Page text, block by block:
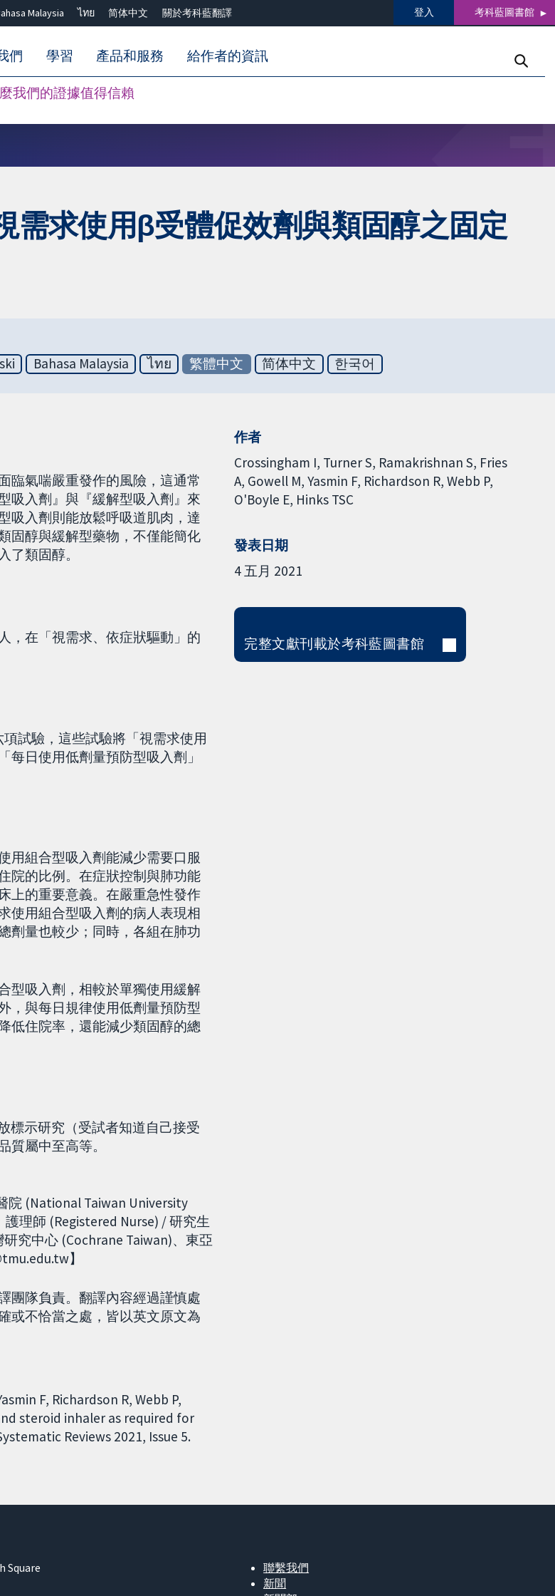
Malaysia ไทย 简体中文 關於考科藍翻譯 登入 考科藍圖書館
我們的證據值得信賴
們 學習 產品和服務 給作者的資訊
需求使用β受體促效劑與類固醇之固定
Bahasa Malaysia ไทย 繁體中文 简体中文 한국어
臨氣喘嚴重發作的風險，這通常
吸入劑』與『緩解型吸入劑』來
吸入劑則能放鬆呼吸道肌肉，達
固醇與緩解型藥物，不僅能簡化
類固醇。
，在「視需求、依症狀驅動」的
試驗，這些試驗將「視需求使用
日使用低劑量預防型吸入劑」
用組合型吸入劑能減少需要口服
院的比例。在症狀控制與肺功能
上的重要意義。在嚴重急性發作
使用組合型吸入劑的病人表現相
劑量也較少；同時，各組在肺功
型吸入劑，相較於單獨使用緩解
，與每日規律使用低劑量預防型
低住院率，還能減少類固醇的總
標示研究（受試者知道自己接受
屬中至高等。
院 (National Taiwan University
理師 (Registered Nurse) / 研究生
究中心 (Cochrane Taiwan)、東亞
】
團隊負責。翻譯內容經過謹慎處
或不恰當之處，皆以英文原文為
F, Richardson R, Webb P,
steroid inhaler as required for
Reviews 2021, Issue 5.
作者
Crossingham I Turner S Ramakrishnan S Fries
A Gowell M Yasmin F Richardson R Webb P
O'Boyle E Hinks TSC
發表日期
4 五月 2021
完整文獻刊載於考科藍圖書館
Square
聯繫我們
新聞